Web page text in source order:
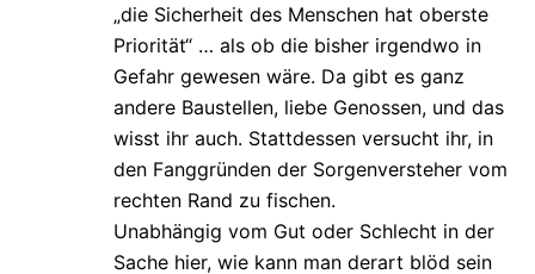
„die Sicherheit des Menschen hat oberste
Priorität“ … als ob die bisher irgendwo in
Gefahr gewesen wäre. Da gibt es ganz
andere Baustellen, liebe Genossen, und das
wisst ihr auch. Stattdessen versucht ihr, in
den Fanggründen der Sorgenversteher vom
rechten Rand zu fischen.
Unabhängig vom Gut oder Schlecht in der
Sache hier, wie kann man derart blöd sein